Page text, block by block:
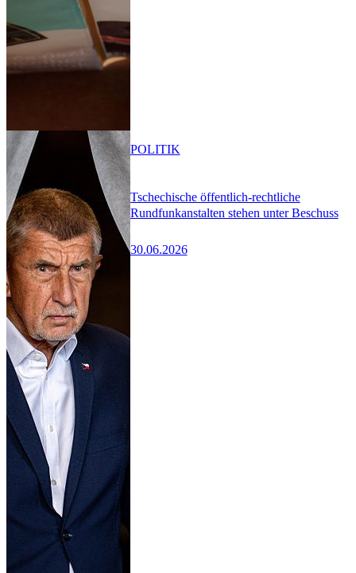
Tschechische öffentlich-rechtliche
Rundfunkanstalten stehen unter Beschuss
30.06.2026
POLITIK